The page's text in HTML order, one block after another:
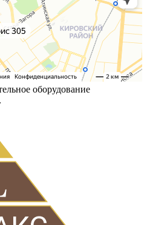
оборудование